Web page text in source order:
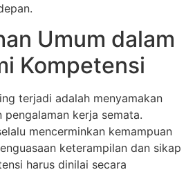
Umum dalam
Kompetensi
terjadi adalah menyamakan
kerja semata.
mencerminkan kemampuan
keterampilan dan sikap
harus dinilai secara